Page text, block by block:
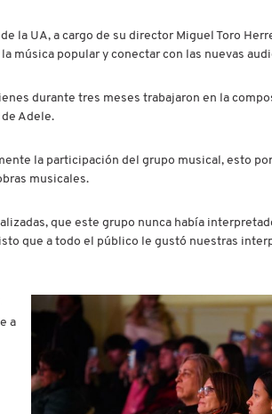
la UA, a cargo de su director Miguel Toro
música popular y conectar con las nuevas
durante tres meses trabajaron en la
Adele.
la participación del grupo musical, esto
musicales.
que este grupo nunca había
que a todo el público le gustó nuestras
a